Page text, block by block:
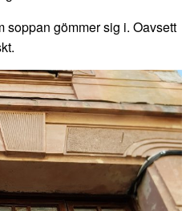
soppan gömmer sig i. Oavsett